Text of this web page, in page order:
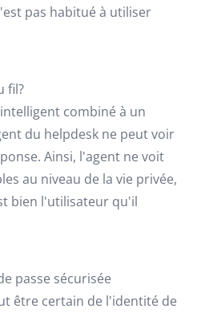
pas habitué à utiliser
fil?
combiné à un
du helpdesk ne peut voir
Ainsi, l'agent ne voit
au niveau de la vie privée,
bien l'utilisateur qu'il
passe sécurisée
être certain de l'identité de